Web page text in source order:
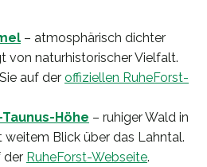
– atmosphärisch dichter
von naturhistorischer Vielfalt.
auf der offiziellen RuheForst-
Höhe – ruhiger Wald in
weitem Blick über das Lahntal.
der RuheForst-Webseite.